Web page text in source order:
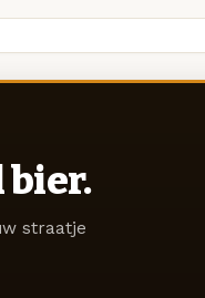
bier.
straatje